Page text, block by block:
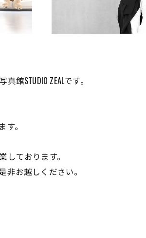
STUDIO ZEALです。
。
しております。
お越しください。